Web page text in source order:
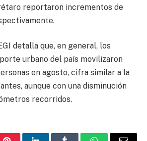
reportaron incrementos de
detalla que, en general, los
urbano del país movilizaron
en agosto, cifra similar a la
aunque con una disminución
recorridos.